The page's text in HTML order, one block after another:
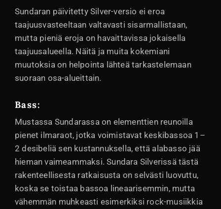
Sundaran päivitetty Silver-versio ei eroa
taajuusvasteeltaan valtavasti sisarmallistaan,
mutta pieniä eroja on havaittavissa jokaisella
taajuusalueella. Näitä ja muita kokemiani
muutoksia on helpointa lähteä tarkastelemaan
suoraan osa-alueittain.
Bass:
Mustassa Sundarassa on elementtien reunoilla
pienet ilmaraot, jotka voimistavat keskibassoa 1–
2 desibeliä sen kustannuksella, että alabasso jää
hieman vaimeammaksi. Sundara Silverissä tästä
rakenteellisesta ratkaisusta on selvästi luovuttu,
koska se toistaa bassoa lineaarisemmin, mutta
vähemmän muhkeasti esimerkiksi rock-musiikkia